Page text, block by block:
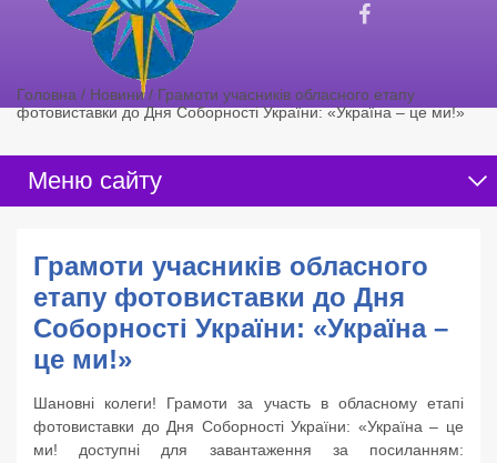

Головна / Новини / Грамоти учасників обласного етапу
фотовиставки до Дня Соборності України: «Україна – це ми!»
Меню сайту
Грамоти учасників обласного
етапу фотовиставки до Дня
Соборності України: «Україна –
це ми!»
Шановні колеги! Грамоти за участь в обласному етапі
фотовиставки до Дня Соборності України: «Україна – це
ми! доступні для завантаження за посиланням: